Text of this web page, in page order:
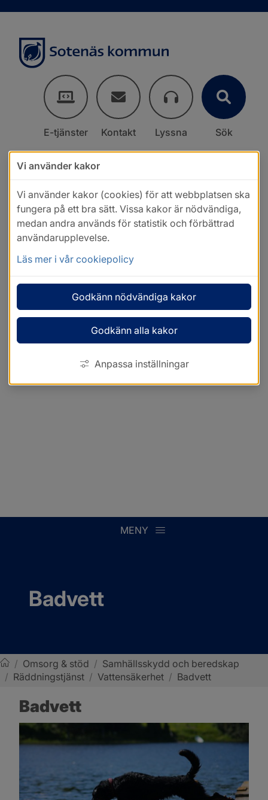
E-tjänster Kontakt Lyssna Sök
MENY
Badvett
Sotenäs kommun
/ Omsorg & stöd / Samhällsskydd och beredskap
/ Räddningstjänst / Vattensäkerhet / Badvett
Badvett
Vi använder kakor
Vi använder kakor (cookies) för att webbplatsen ska
fungera på ett bra sätt. Vissa kakor är nödvändiga,
medan andra används för statistik och förbättrad
användarupplevelse.
Läs mer i vår cookiepolicy
Godkänn nödvändiga kakor
Godkänn alla kakor
Anpassa inställningar